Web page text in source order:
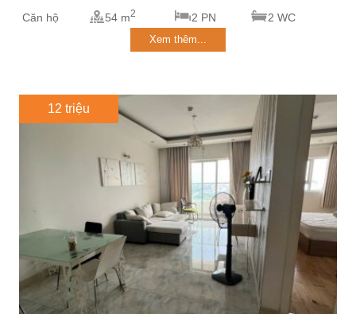
Căn hộ 54 m2 2 PN 2 WC
Xem thêm...
12 triệu